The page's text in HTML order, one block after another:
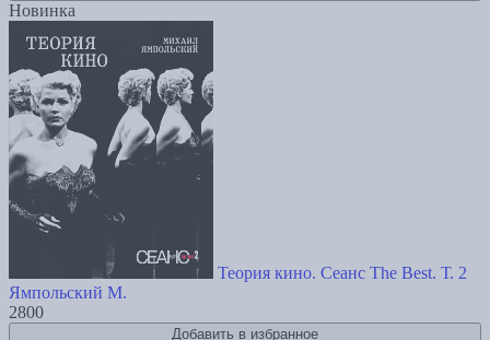
Новинка
Теория кино. Сеанс The Best. Т. 2
Ямпольский М.
2800
Добавить в избранное